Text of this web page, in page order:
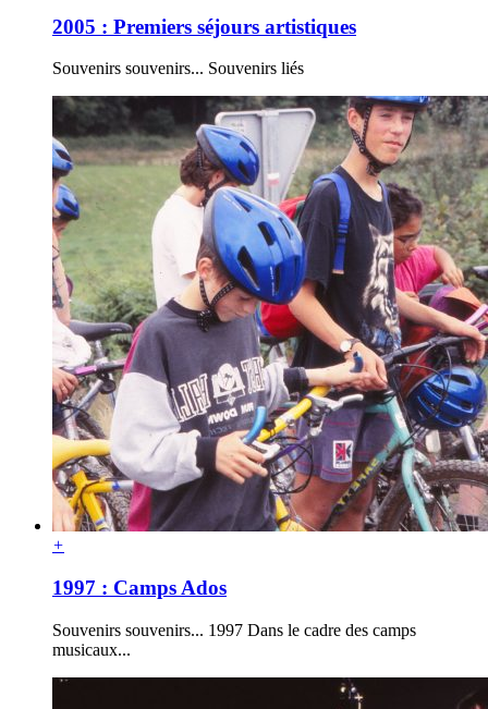
2005 : Premiers séjours artistiques
Souvenirs souvenirs... Souvenirs liés
+
1997 : Camps Ados
Souvenirs souvenirs... 1997 Dans le cadre des camps
musicaux...